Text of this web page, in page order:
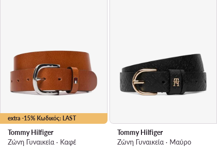
extra -15% Κωδικός: LAST
Tommy Hilfiger
Ζώνη Γυναικεία · Καφέ
Tommy Hilfiger
Ζώνη Γυναικεία · Μαύρο